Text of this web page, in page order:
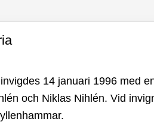
14 januari 1996 med
och Niklas Nihlén. Vid